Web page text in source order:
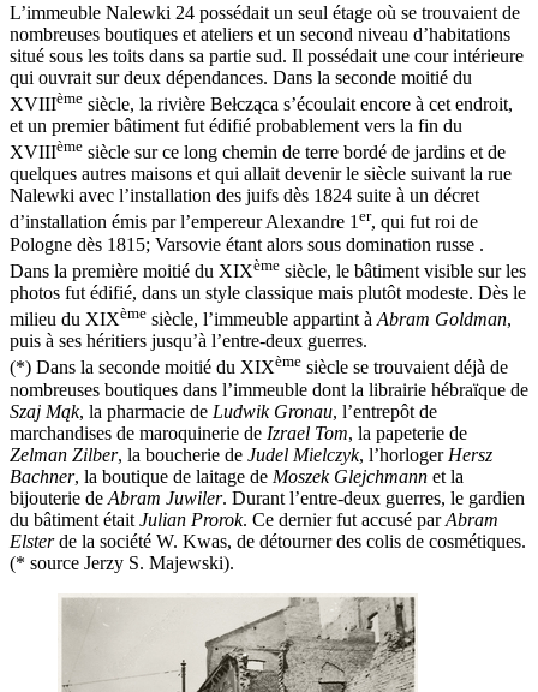
L’immeuble Nalewki 24 possédait un seul étage où se trouvaient de
nombreuses boutiques et ateliers et un second niveau d’habitations
situé sous les toits dans sa partie sud. Il possédait une cour intérieure
qui ouvrait sur deux dépendances. Dans la seconde moitié du
XVIIIème siècle, la rivière Bełcząca s’écoulait encore à cet endroit,
et un premier bâtiment fut édifié probablement vers la fin du
XVIIIème siècle sur ce long chemin de terre bordé de jardins et de
quelques autres maisons et qui allait devenir le siècle suivant la rue
Nalewki avec l’installation des juifs dès 1824 suite à un décret
d’installation émis par l’empereur Alexandre 1er, qui fut roi de
Pologne dès 1815; Varsovie étant alors sous domination russe .
Dans la première moitié du XIXème siècle, le bâtiment visible sur les
photos fut édifié, dans un style classique mais plutôt modeste. Dès le
milieu du XIXème siècle, l’immeuble appartint à Abram Goldman,
puis à ses héritiers jusqu’à l’entre-deux guerres.
(*) Dans la seconde moitié du XIXème siècle se trouvaient déjà de
nombreuses boutiques dans l’immeuble dont la librairie hébraïque de
Szaj Mąk, la pharmacie de Ludwik Gronau, l’entrepôt de
marchandises de maroquinerie de Izrael Tom, la papeterie de
Zelman Zilber, la boucherie de Judel Mielczyk, l’horloger Hersz
Bachner, la boutique de laitage de Moszek Glejchmann et la
bijouterie de Abram Juwiler. Durant l’entre-deux guerres, le gardien
du bâtiment était Julian Prorok. Ce dernier fut accusé parAbram
Elsterde la société W. Kwas, de détourner des colis de cosmétiques.
(* source Jerzy S. Majewski).